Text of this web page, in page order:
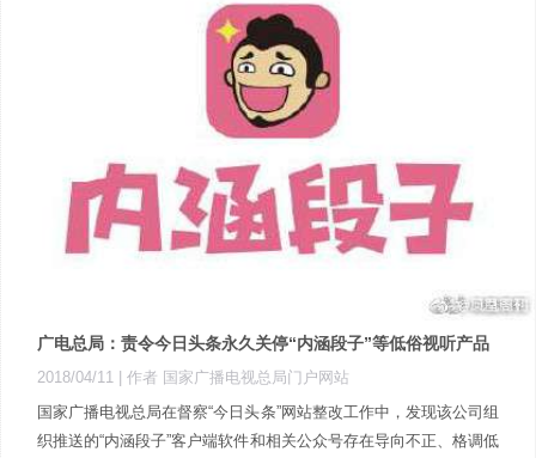
广电总局：责令今日头条永久关停“内涵段子”等低俗视听产品
2018/04/11
| 作者 国家广播电视总局门户网站
国家广播电视总局在督察“今日头条”网站整改工作中，发现该公司组
织推送的“内涵段子”客户端软件和相关公众号存在导向不正、格调低